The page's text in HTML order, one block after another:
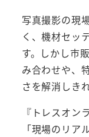
写真撮影の現
く、機材セッ
す。しかし市
み合わせや、
さを解消しき
『トレスオン
「現場のリア